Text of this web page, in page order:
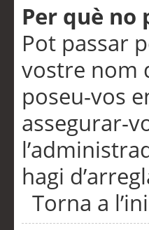
Per què no
Pot passar
vostre nom
poseu-vos
assegurar-
hagi
Torna a